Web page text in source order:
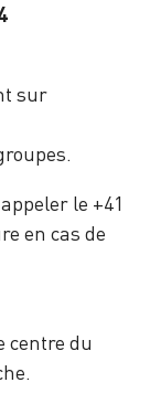
sur
le +41
en cas de
centre du